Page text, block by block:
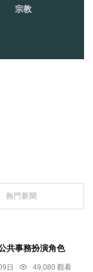
宗教
熱門新聞
共事務扮演角色
日
49,080 觀看